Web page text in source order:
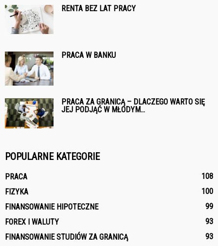
RENTA BEZ LAT PRACY
PRACA W BANKU
PRACA ZA GRANICĄ – DLACZEGO WARTO SIĘ
JEJ PODJĄĆ W MŁODYM...
POPULARNE KATEGORIE
PRACA
108
FIZYKA
100
FINANSOWANIE HIPOTECZNE
99
FOREX I WALUTY
93
FINANSOWANIE STUDIÓW ZA GRANICĄ
93